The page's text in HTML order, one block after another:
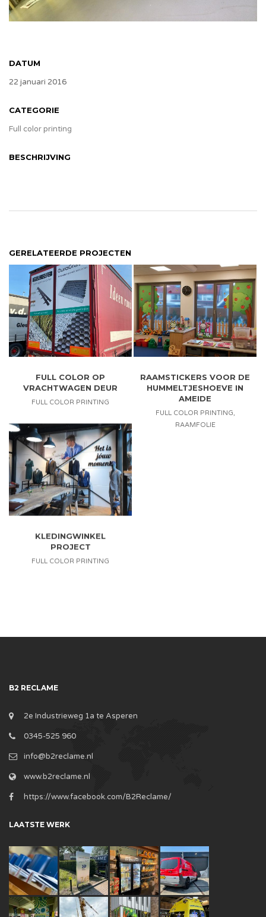
DATUM
22 januari 2016
CATEGORIE
Full color printing
BESCHRIJVING
GERELATEERDE PROJECTEN
FULL COLOR OP
VRACHTWAGEN DEUR
FULL COLOR PRINTING
RAAMSTICKERS VOOR DE
HUMMELTJESHOEVE IN
AMEIDE
FULL COLOR PRINTING,
RAAMFOLIE
KLEDINGWINKEL
PROJECT
FULL COLOR PRINTING
B2 RECLAME
2e Industrieweg 1a te Asperen
0345-525 960
info@b2reclame.nl
www.b2reclame.nl
https://www.facebook.com/B2Reclame/
LAATSTE WERK